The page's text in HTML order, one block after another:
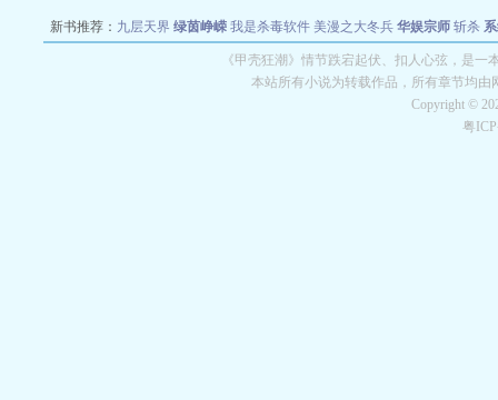
新书推荐： 九层天界 绿茵峥嵘 我是杀毒软件 美漫之大冬兵 华娱宗师 斩杀
教练万岁 都市全能巨星 绝对交易 全职武神 位面复
《甲壳狂潮》情节跌宕起伏、扣人心弦，是
本站所有小说为转载作品，所有章节均
Copyright ©
粤